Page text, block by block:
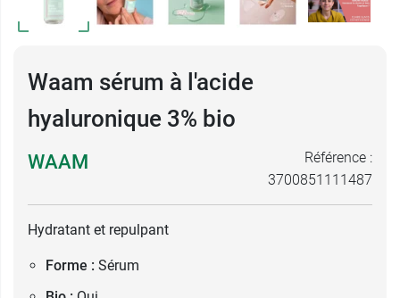
Waam sérum à l'acide
hyaluronique 3% bio
WAAM
Référence :
3700851111487
Hydratant et repulpant
Forme : Sérum